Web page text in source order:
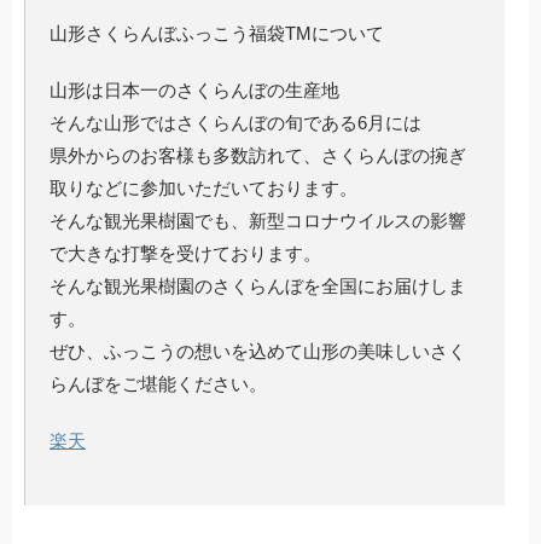
山形さくらんぼふっこう福袋TMについて
山形は日本一のさくらんぼの生産地
そんな山形ではさくらんぼの旬である6月には
県外からのお客様も多数訪れて、さくらんぼの捥ぎ
取りなどに参加いただいております。
そんな観光果樹園でも、新型コロナウイルスの影響
で大きな打撃を受けております。
そんな観光果樹園のさくらんぼを全国にお届けしま
す。
ぜひ、ふっこうの想いを込めて山形の美味しいさく
らんぼをご堪能ください。
楽天